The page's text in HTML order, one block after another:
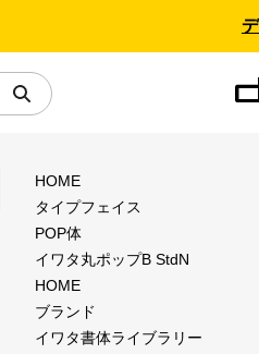
HOME
タイプフェイス
POP体
イワタ丸ポップB StdN
HOME
ブランド
イワタ書体ライブラリー